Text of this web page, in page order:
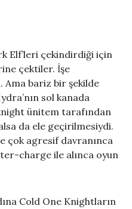
Elf’leri çekindirdiği için
çektiler. İşe
Ama bariz bir şekilde
sol kanada
ünitem tarafından
da ele geçirilmesiydi.
çok agresif davranınca
charge ile alınca oyun
Cold One Knightların